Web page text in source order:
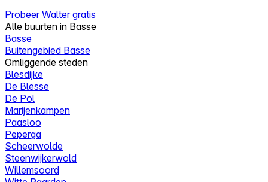
Probeer Walter gratis
Alle buurten in Basse
Basse
Buitengebied Basse
Omliggende steden
Blesdijke
De Blesse
De Pol
Marijenkampen
Paasloo
Peperga
Scheerwolde
Steenwijkerwold
Willemsoord